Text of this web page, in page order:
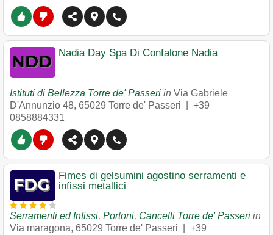
Nadia Day Spa Di Confalone Nadia
Istituti di Bellezza Torre de' Passeri in Via Gabriele
D'Annunzio 48, 65029 Torre de' Passeri
+39
0858884331
Fimes di gelsumini agostino serramenti e
infissi metallici
Serramenti ed Infissi, Portoni, Cancelli Torre de' Passeri in
Via maragona, 65029 Torre de' Passeri
+39